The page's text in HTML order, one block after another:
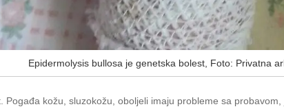
Epidermolysis bullosa je genetska bolest, Foto: Privatna
Pogađa kožu, sluzokožu, oboljeli imaju probleme sa